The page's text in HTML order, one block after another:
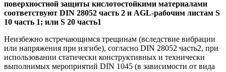
поверхностной защиты кислотостойкими материалами
соответствуют DIN 28052 часть 2 и AGL-рабочим листам S
10 часть 1; или S 20 часть1
Неизбежно встречающимся трещинам (вследствие вибрации
или напряжения при изгибе), согласно DIN 28052 часть2, при
использовании статически конструктивных и технически
выполнимых мероприятий DIN 1045 (в зависимости от вида